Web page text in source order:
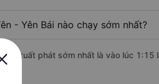
- Yên Bái nào chạy sớm nhất?
giờ xuất phát sớm nhất là vào lúc 1:15